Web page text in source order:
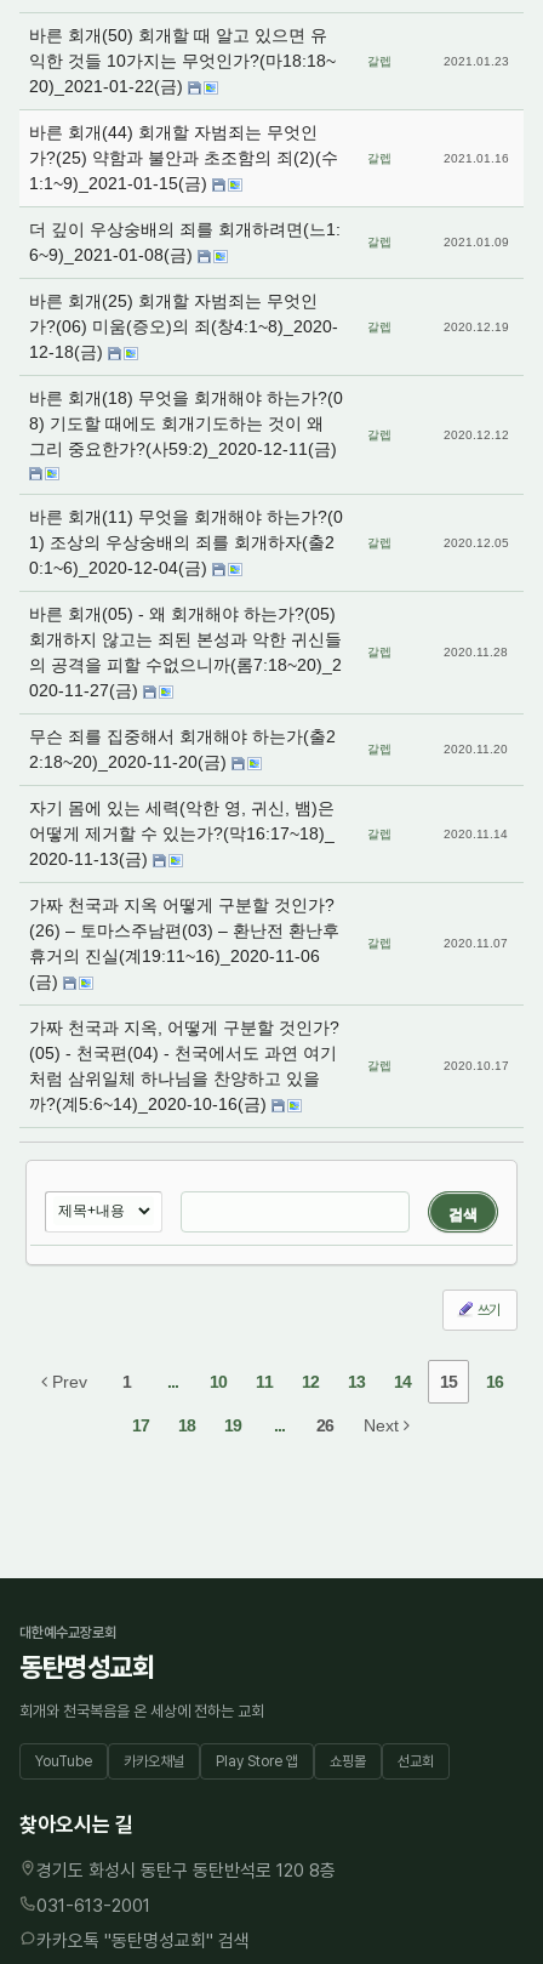
바른 회개(50) 회개할 때 알고 있으면 유
익한 것들 10가지는 무엇인가?(마18:18~
20)_2021-01-22(금)
갈렙 2021.01.23
바른 회개(44) 회개할 자범죄는 무엇인
가?(25) 약함과 불안과 초조함의 죄(2)(수
1:1~9)_2021-01-15(금)
갈렙 2021.01.16
더 깊이 우상숭배의 죄를 회개하려면(느1:
6~9)_2021-01-08(금)
갈렙 2021.01.09
바른 회개(25) 회개할 자범죄는 무엇인
가?(06) 미움(증오)의 죄(창4:1~8)_2020-
12-18(금)
갈렙 2020.12.19
바른 회개(18) 무엇을 회개해야 하는가?(0
8) 기도할 때에도 회개기도하는 것이 왜
그리 중요한가?(사59:2)_2020-12-11(금)
갈렙 2020.12.12
바른 회개(11) 무엇을 회개해야 하는가?(0
1) 조상의 우상숭배의 죄를 회개하자(출2
0:1~6)_2020-12-04(금)
갈렙 2020.12.05
바른 회개(05) - 왜 회개해야 하는가?(05)
회개하지 않고는 죄된 본성과 악한 귀신들
의 공격을 피할 수없으니까(롬7:18~20)_2
020-11-27(금)
갈렙 2020.11.28
무슨 죄를 집중해서 회개해야 하는가(출2
2:18~20)_2020-11-20(금)
갈렙 2020.11.20
자기 몸에 있는 세력(악한 영, 귀신, 뱀)은
어떻게 제거할 수 있는가?(막16:17~18)_
2020-11-13(금)
갈렙 2020.11.14
가짜 천국과 지옥 어떻게 구분할 것인가?
(26) – 토마스주남편(03) – 환난전 환난후
휴거의 진실(계19:11~16)_2020-11-06
(금)
갈렙 2020.11.07
가짜 천국과 지옥, 어떻게 구분할 것인가?
(05) - 천국편(04) - 천국에서도 과연 여기
처럼 삼위일체 하나님을 찬양하고 있을
까?(계5:6~14)_2020-10-16(금)
갈렙 2020.10.17
검색
쓰기
Prev 1 ... 10 11 12 13 14 15 16
17 18 19 ... 26 Next
대한예수교장로회
동탄명성교회
회개와 천국복음을 온 세상에 전하는 교회
YouTube 카카오채널 Play Store 앱 쇼핑몰 선교회
찾아오시는 길
경기도 화성시 동탄구 동탄반석로 120 8층
031-613-2001
카카오톡 "동탄명성교회" 검색